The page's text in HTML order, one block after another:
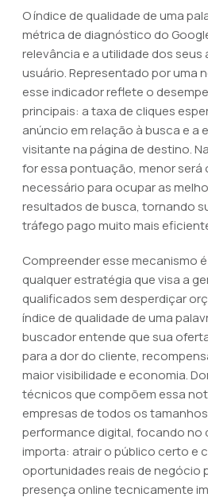
O índice de qualidade de uma
métrica de diagnóstico do
relevância e a utilidade dos seus
usuário. Representado por uma
esse indicador reflete o
principais: a taxa de cliques
anúncio em relação à busca e a
visitante na página de destino.
for essa pontuação, menor será
necessário para ocupar as
resultados de busca, tornando
tráfego pago muito mais
Compreender esse mecanismo
qualquer estratégia que visa a
qualificados sem desperdiçar
índice de qualidade de uma
buscador entende que sua
para a dor do cliente,
maior visibilidade e economia.
técnicos que compõem essa
empresas de todos os
performance digital, focando no
importa: atrair o público certo e
oportunidades reais de negócio
presença online tecnicamente